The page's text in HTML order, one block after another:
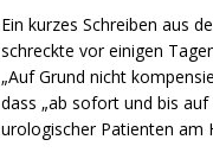
Ein kurzes Schreiben aus
schreckte vor einigen
„Auf Grund nicht
dass „ab sofort und bis
urologischer Patienten am